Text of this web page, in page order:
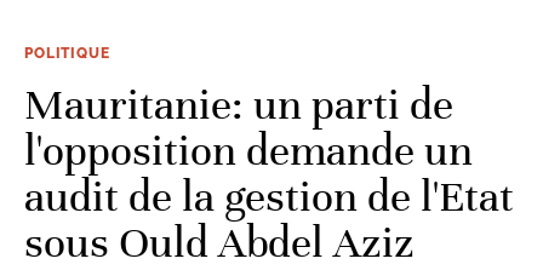
POLITIQUE
Mauritanie: un parti de
l'opposition demande un
audit de la gestion de l'Etat
sous Ould Abdel Aziz